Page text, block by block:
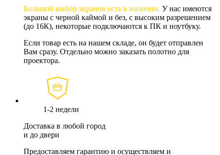
Большой выбор экранов есть в наличии. У нас имеются
экраны с черной каймой и без, с высоким разрешением
(до 16К), некоторые подключаются к ПК и ноутбуку.
Если товар есть на нашем складе, он будет отправлен
Вам сразу. Отдельно можно заказать полотно для
проектора.
1-2 недели
Доставка в любой город
и до двери
Предоставляем гарантию и осуществляем и